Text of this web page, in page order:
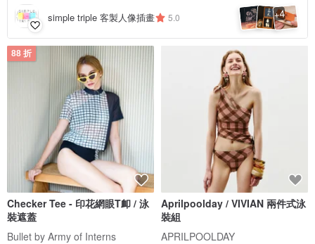
simple triple 客製人像插畫 5.0 +4
88 折
Checker Tee - 印花網眼T卹 / 泳
裝遮蓋
Bullet by Army of Interns
Aprilpoolday / VIVIAN 兩件式泳
裝組
APRILPOOLDAY